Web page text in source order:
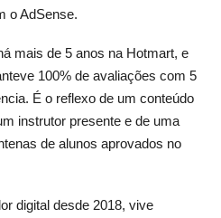
o AdSense.
mais de 5 anos na Hotmart, e
100% de avaliações com 5
É o reflexo de um conteúdo
instrutor presente e de uma
de alunos aprovados no
digital desde 2018, vive